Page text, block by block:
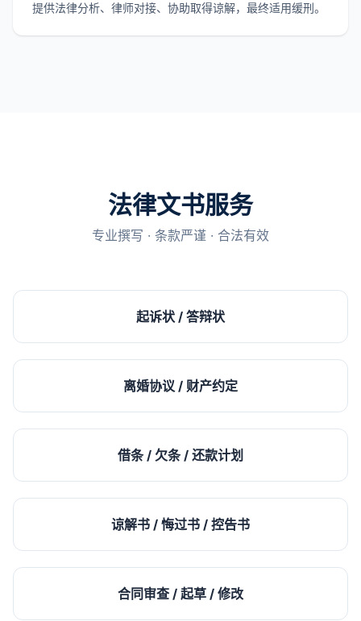
提供法律分析、律师对接、协助取得谅解，最终适用缓刑。
法律文书服务
专业撰写 · 条款严谨 · 合法有效
起诉状 / 答辩状
离婚协议 / 财产约定
借条 / 欠条 / 还款计划
谅解书 / 悔过书 / 控告书
合同审查 / 起草 / 修改